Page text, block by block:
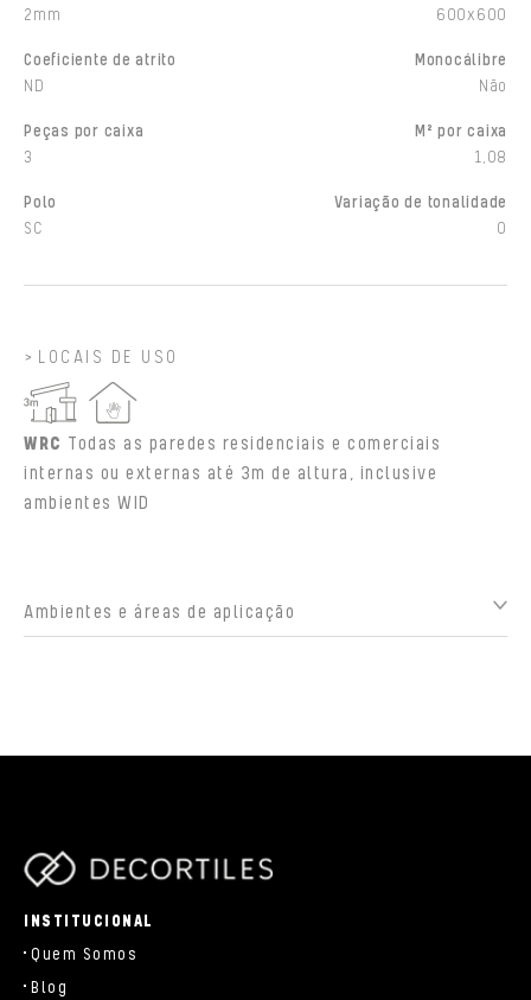
2mm
600x600
Coeficiente de atrito
ND
Monocálibre
Não
Peças por caixa
3
M² por caixa
1,08
Polo
SC
Variação de tonalidade
0
LOCAIS DE USO
WRC Todas as paredes residenciais e comerciais
internas ou externas até 3m de altura, inclusive
ambientes WID
Ambientes e áreas de aplicação
INSTITUCIONAL
Quem Somos
Blog